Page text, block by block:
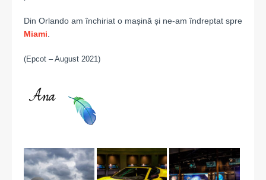
Din Orlando am închiriat o mașină și ne-am îndreptat spre
Miami
(Epcot – August 2021)